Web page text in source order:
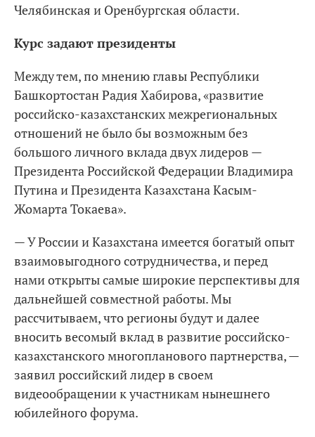
Челябинская и Оренбургская области.
Курс задают президенты
Между тем, по мнению главы Республики
Башкортостан Радия Хабирова, «развитие
российско-казахстанских межрегиональных
отношений не было бы возможным без
большого личного вклада двух лидеров —
Президента Российской Федерации Владимира
Путина и Президента Казахстана Касым-
Жомарта Токаева».
— У России и Казахстана имеется богатый опыт
взаимовыгодного сотрудничества, и перед
нами открыты самые широкие перспективы для
дальнейшей совместной работы. Мы
рассчитываем, что регионы будут и далее
вносить весомый вклад в развитие российско-
казахстанского многопланового партнерства, —
заявил российский лидер в своем
видеообращении к участникам нынешнего
юбилейного форума.